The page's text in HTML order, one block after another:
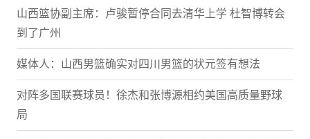
山西篮协副主席：卢骏暂停合同去清华上学 杜智博转会
到了广州
媒体人：山西男篮确实对四川男篮的状元签有想法
对阵多国联赛球员！徐杰和张博源相约美国高质量野球
局